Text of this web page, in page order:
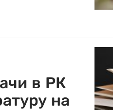
в РК
на